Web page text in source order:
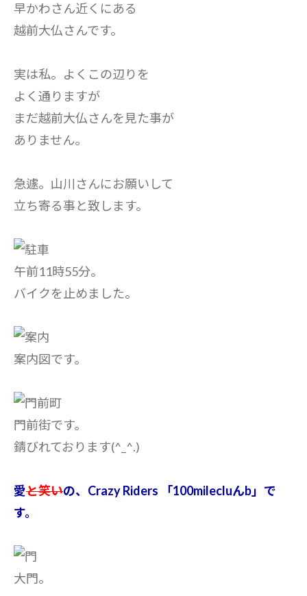
早かわさん近くにある
越前大仏さんです。
実は私。よくこの辺りを
よく通りますが
まだ越前大仏さんを見た事が
ありません。
急遽。山川さんにお願いして
立ち寄る事と致します。
午前11時55分。
バイクを止めました。
案内図です。
門前街です。
錆びれております(^_^.)
愛と笑いの、Crazy Riders 「100milecluんb」で
す。
大門。